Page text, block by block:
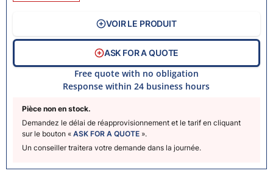
Pièce non en stock.
Demandez le délai de réapprovisionnement et le tarif en cliquant
sur le bouton « ASK FOR A QUOTE ».
Un conseiller traitera votre demande dans la journée.
VOIR LE PRODUIT
ASK FOR A QUOTE
Free quote with no obligation
Response within 24 business hours